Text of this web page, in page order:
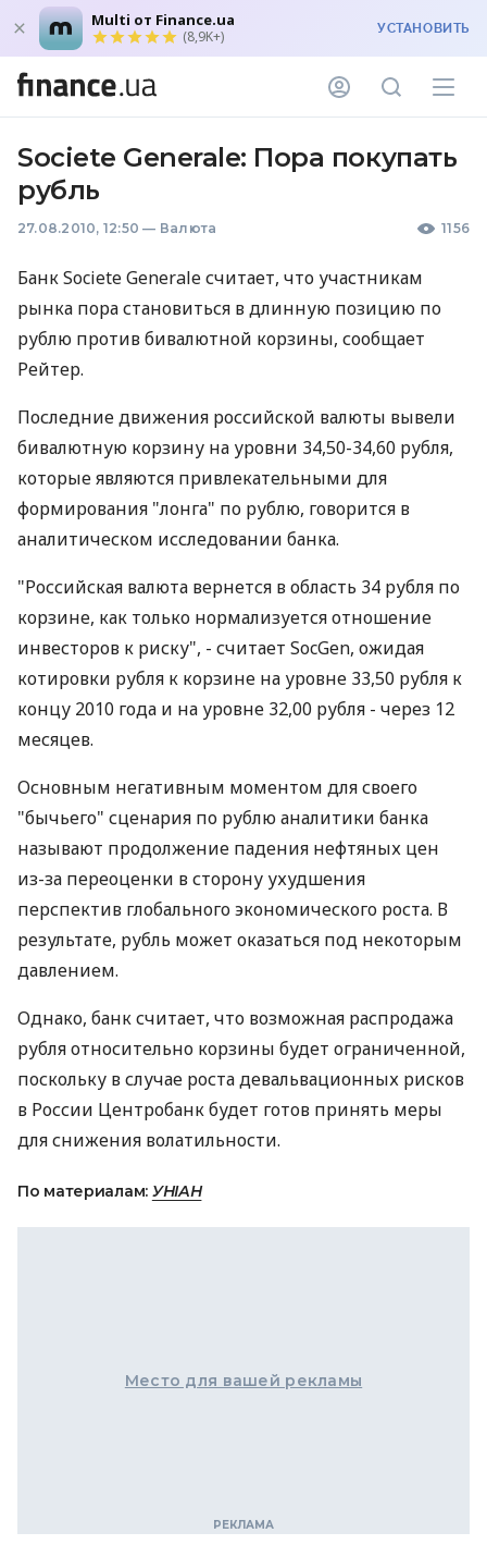
Multi от Finance.ua
(8,9K+) УСТАНОВИТЬ
Societe Generale: Пора покупать
рубль
27.08.2010, 12:50 — Валюта 1156
Банк Societe Generale считает, что участникам
рынка пора становиться в длинную позицию по
рублю против бивалютной корзины, сообщает
Рейтер.
Последние движения российской валюты вывели
бивалютную корзину на уровни 34,50-34,60 рубля,
которые являются привлекательными для
формирования "лонга" по рублю, говорится в
аналитическом исследовании банка.
"Российская валюта вернется в область 34 рубля по
корзине, как только нормализуется отношение
инвесторов к риску", - считает SocGen, ожидая
котировки рубля к корзине на уровне 33,50 рубля к
концу 2010 года и на уровне 32,00 рубля - через 12
месяцев.
Основным негативным моментом для своего
"бычьего" сценария по рублю аналитики банка
называют продолжение падения нефтяных цен
из-за переоценки в сторону ухудшения
перспектив глобального экономического роста. В
результате, рубль может оказаться под некоторым
давлением.
Однако, банк считает, что возможная распродажа
рубля относительно корзины будет ограниченной,
поскольку в случае роста девальвационных рисков
в России Центробанк будет готов принять меры
для снижения волатильности.
По материалам: УНІАН
Место для вашей рекламы